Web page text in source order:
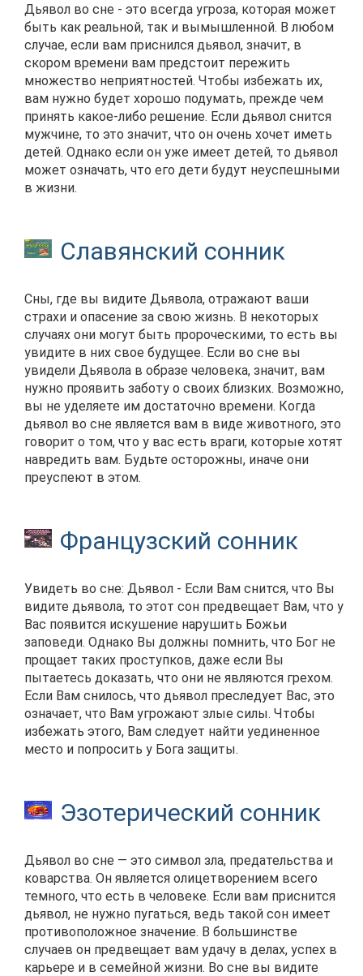
Дьявол во сне - это всегда угроза, которая может
быть как реальной, так и вымышленной. В любом
случае, если вам приснился дьявол, значит, в
скором времени вам предстоит пережить
множество неприятностей. Чтобы избежать их,
вам нужно будет хорошо подумать, прежде чем
принять какое-либо решение. Если дьявол снится
мужчине, то это значит, что он очень хочет иметь
детей. Однако если он уже имеет детей, то дьявол
может означать, что его дети будут неуспешными
в жизни.
Славянский сонник
Сны, где вы видите Дьявола, отражают ваши
страхи и опасение за свою жизнь. В некоторых
случаях они могут быть пророческими, то есть вы
увидите в них свое будущее. Если во сне вы
увидели Дьявола в образе человека, значит, вам
нужно проявить заботу о своих близких. Возможно,
вы не уделяете им достаточно времени. Когда
дьявол во сне является вам в виде животного, это
говорит о том, что у вас есть враги, которые хотят
навредить вам. Будьте осторожны, иначе они
преуспеют в этом.
Французский сонник
Увидеть во сне: Дьявол - Если Вам снится, что Вы
видите дьявола, то этот сон предвещает Вам, что у
Вас появится искушение нарушить Божьи
заповеди. Однако Вы должны помнить, что Бог не
прощает таких проступков, даже если Вы
пытаетесь доказать, что они не являются грехом.
Если Вам снилось, что дьявол преследует Вас, это
означает, что Вам угрожают злые силы. Чтобы
избежать этого, Вам следует найти уединенное
место и попросить у Бога защиты.
Эзотерический сонник
Дьявол во сне — это символ зла, предательства и
коварства. Он является олицетворением всего
темного, что есть в человеке. Если вам приснится
дьявол, не нужно пугаться, ведь такой сон имеет
противоположное значение. В большинстве
случаев он предвещает вам удачу в делах, успех в
карьере и в семейной жизни. Во сне вы видите